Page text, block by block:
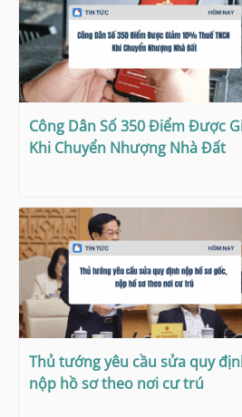
Công Dân Số 350 Điểm Được
Khi Chuyển Nhượng Nhà Đất
Thủ tướng yêu cầu sửa quy
nộp hồ sơ theo nơi cư trú